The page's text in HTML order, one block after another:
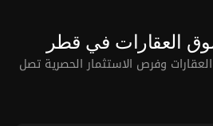
العقارات في قطر
وفرص الاستثمار الحصرية تصل